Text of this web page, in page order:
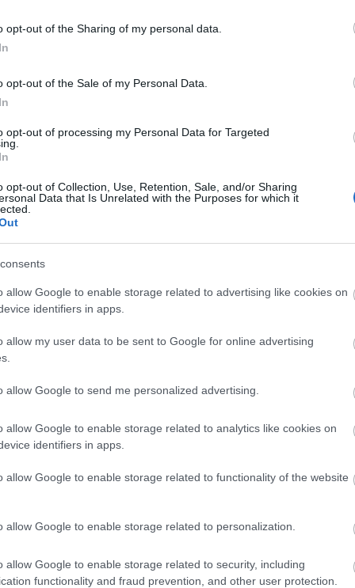
opt-out of the Sharing of my personal data.
opt-out of the Sale of my Personal Data.
opt-out of processing my Personal Data for Targeted
opt-out of Collection, Use, Retention, Sale, and/or Sharing
Data that Is Unrelated with the Purposes for which it
allow Google to enable storage related to advertising like cookies on
identifiers in apps.
allow my user data to be sent to Google for online advertising
allow Google to send me personalized advertising.
allow Google to enable storage related to analytics like cookies on
identifiers in apps.
allow Google to enable storage related to functionality of the website
allow Google to enable storage related to personalization.
allow Google to enable storage related to security, including
functionality and fraud prevention, and other user protection.
Αγγλικών σε μόνο 2 ημέρες στα
η πιο Εύκολη Πιστοποίηση
όλες τις σημαντικές ειδήσεις.
proson.gr στα αποτελέσματα αναζήτησης
Ειδήσεις
θέσεις εργασίας στο Δημόσιο (χωρίς
προσλήψεων 2027 -